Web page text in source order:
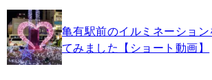
亀有駅前のイルミネーショ
てみました【ショート動画】